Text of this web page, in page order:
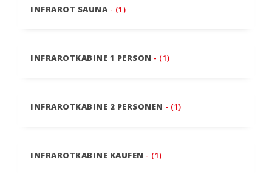
INFRAROT SAUNA - (1)
INFRAROTKABINE 1 PERSON - (1)
INFRAROTKABINE 2 PERSONEN - (1)
INFRAROTKABINE KAUFEN - (1)